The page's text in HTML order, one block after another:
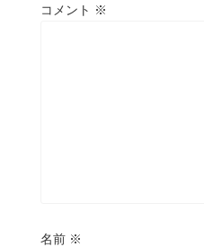
コメント ※
名前 ※